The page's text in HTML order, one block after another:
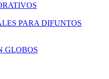
PARA DIFUNTOS
GLOBOS